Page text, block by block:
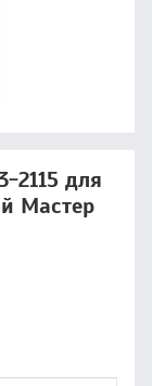
2115 для
Мастер